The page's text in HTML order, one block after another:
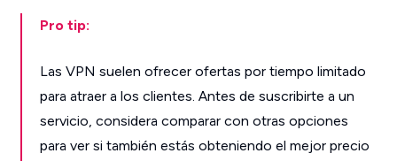
Pro tip:
Las VPN suelen ofrecer ofertas por tiempo limitado
para atraer a los clientes. Antes de suscribirte a un
servicio, considera comparar con otras opciones
para ver si también estás obteniendo el mejor precio